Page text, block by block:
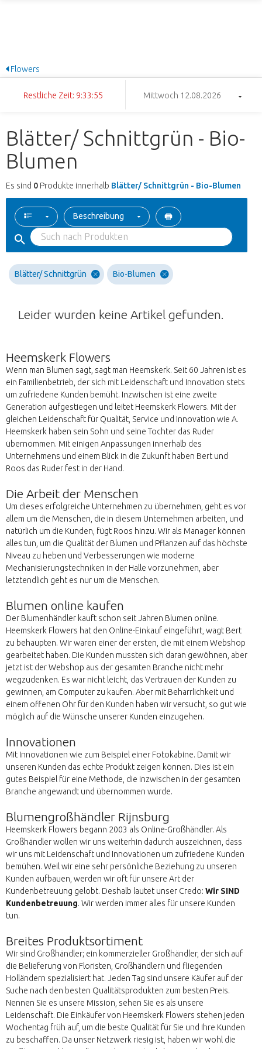
Flowers
Restliche Zeit: 9:33:55 Mittwoch 12.08.2026
Blätter/ Schnittgrün - Bio-
Blumen
Es sind 0 Produkte innerhalb Blätter/ Schnittgrün - Bio-Blumen
Beschreibung
Blätter/ Schnittgrün Bio-Blumen
Leider wurden keine Artikel gefunden.
Heemskerk Flowers
Wenn man Blumen sagt, sagt man Heemskerk. Seit 60 Jahren ist es
ein Familienbetrieb, der sich mit Leidenschaft und Innovation stets
um zufriedene Kunden bemüht. Inzwischen ist eine zweite
Generation aufgestiegen und leitet Heemskerk Flowers. Mit der
gleichen Leidenschaft für Qualität, Service und Innovation wie A.
Heemskerk haben sein Sohn und seine Tochter das Ruder
übernommen. Mit einigen Anpassungen innerhalb des
Unternehmens und einem Blick in die Zukunft haben Bert und
Roos das Ruder fest in der Hand.
Die Arbeit der Menschen
Um dieses erfolgreiche Unternehmen zu übernehmen, geht es vor
allem um die Menschen, die in diesem Unternehmen arbeiten, und
natürlich um die Kunden, fügt Roos hinzu. Wir als Manager können
alles tun, um die Qualität der Blumen und Pflanzen auf das höchste
Niveau zu heben und Verbesserungen wie moderne
Mechanisierungstechniken in der Halle vorzunehmen, aber
letztendlich geht es nur um die Menschen.
Blumen online kaufen
Der Blumenhändler kauft schon seit Jahren Blumen online.
Heemskerk Flowers hat den Online-Einkauf eingeführt, wagt Bert
zu behaupten. Wir waren einer der ersten, die mit einem Webshop
gearbeitet haben. Die Kunden mussten sich daran gewöhnen, aber
jetzt ist der Webshop aus der gesamten Branche nicht mehr
wegzudenken. Es war nicht leicht, das Vertrauen der Kunden zu
gewinnen, am Computer zu kaufen. Aber mit Beharrlichkeit und
einem offenen Ohr für den Kunden haben wir versucht, so gut wie
möglich auf die Wünsche unserer Kunden einzugehen.
Innovationen
Mit Innovationen wie zum Beispiel einer Fotokabine. Damit wir
unseren Kunden das echte Produkt zeigen können. Dies ist ein
gutes Beispiel für eine Methode, die inzwischen in der gesamten
Branche angewandt und übernommen wurde.
Blumengroßhändler Rijnsburg
Heemskerk Flowers begann 2003 als Online-Großhändler. Als
Großhändler wollen wir uns weiterhin dadurch auszeichnen, dass
wir uns mit Leidenschaft und Innovationen um zufriedene Kunden
bemühen. Weil wir eine sehr persönliche Beziehung zu unseren
Kunden aufbauen, werden wir oft für unsere Art der
Kundenbetreuung gelobt. Deshalb lautet unser Credo: Wir SIND
Kundenbetreuung. Wir werden immer alles für unsere Kunden
tun.
Breites Produktsortiment
Wir sind Großhändler; ein kommerzieller Großhändler, der sich auf
die Belieferung von Floristen, Großhändlern und fliegenden
Holländern spezialisiert hat. Jeden Tag sind unsere Käufer auf der
Suche nach den besten Qualitätsprodukten zum besten Preis.
Nennen Sie es unsere Mission, sehen Sie es als unsere
Leidenschaft. Die Einkäufer von Heemskerk Flowers stehen jeden
Wochentag früh auf, um die beste Qualität für Sie und Ihre Kunden
zu beschaffen. Da unser Netzwerk riesig ist, haben wir wohl die